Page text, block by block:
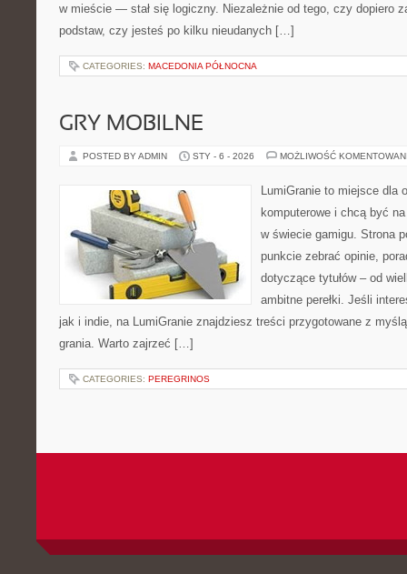
w mieście — stał się logiczny. Niezależnie od tego, czy dopiero
podstaw, czy jesteś po kilku nieudanych […]
CATEGORIES: MACEDONIA PÓŁNOCNA
GRY MOBILNE
POSTED BY ADMIN STY - 6 - 2026 MOŻLIWOŚĆ
LumiGranie to miejsce dla
komputerowe i chcą być
w świecie gamigu. Strona
punkcie zebrać opinie,
dotyczące tytułów – od
ambitne perełki. Jeśli
jak i indie, na LumiGranie znajdziesz treści przygotowane z
grania. Warto zajrzeć […]
CATEGORIES: PEREGRINOS